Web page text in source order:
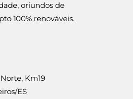
oriundos de
100% renováveis.
Km19
ES